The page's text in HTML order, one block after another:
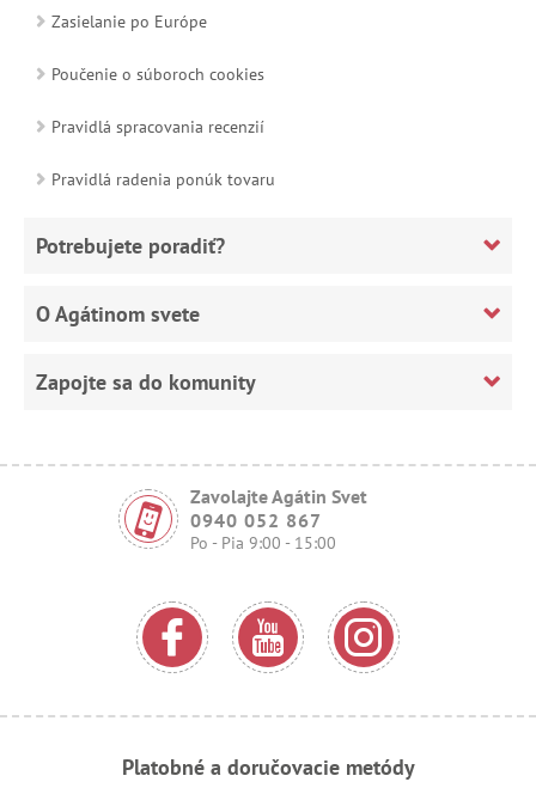
Zasielanie po Európe
Poučenie o súboroch cookies
Pravidlá spracovania recenzií
Pravidlá radenia ponúk tovaru
Potrebujete poradiť?
O Agátinom svete
Zapojte sa do komunity
Zavolajte Agátin Svet
0940 052 867
Po - Pia 9:00 - 15:00
Platobné a doručovacie metódy